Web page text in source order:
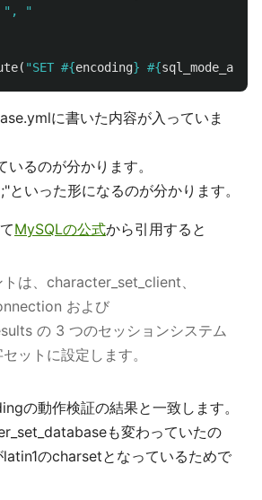
", "
( "SET #{encoding} #{
に書いた内容が入っていま
るのが分かります。
といった形になるのが分かります。
MySQLの公式から引用すると
は、character_set_client、
および
の 3 つのセッションシステム
ットに設定します。
の動作検証の結果と一致します。
も変わっていたの
のcharsetとなっているためで